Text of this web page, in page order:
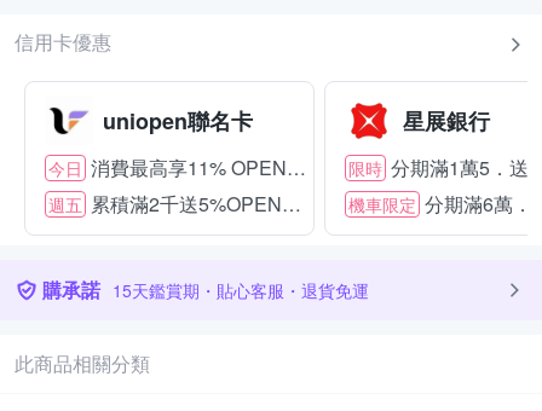
信用卡優惠
uniopen聯名卡
今日 消費最高享11% OPENPOINT
週五 累積滿2千送5%OPENPOINT
星展銀行
限時 分期滿1萬5．送
機車限定 分期滿6萬．
購承諾 15天鑑賞期・貼心客服・退貨免運
此商品相關分類